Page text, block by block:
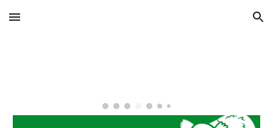
Skip to main content Skip to navigation